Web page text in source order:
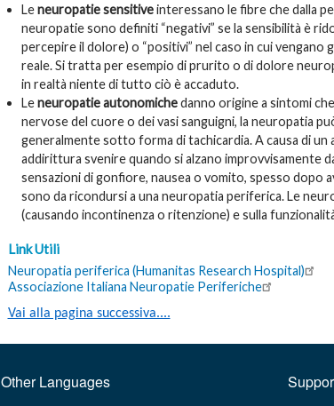
Leneuropatie sensitiveinteressano le fibre che dalla
neuropatie sono definiti “negativi” se la sensibilità è
percepire il dolore) o “positivi” nel caso in cui
reale. Si tratta per esempio di prurito o di dolore
in realtà niente di tutto ciò è accaduto.
Leneuropatie autonomichedanno origine a sintomi
nervose del cuore o dei vasi sanguigni, la neuropatia
generalmente sotto forma di tachicardia. A causa di
addirittura svenire quando si alzano improvvisamente
sensazioni di gonfiore, nausea o vomito, spesso dopo
sono da ricondursi a una neuropatia periferica. Le
(causando incontinenza o ritenzione) e sulla
Link Utili
Neuropatia periferica (Humanitas Research Hospital)
Associazione Italiana Neuropatie Periferiche
Vai alla pagina successiva....
Other Languages